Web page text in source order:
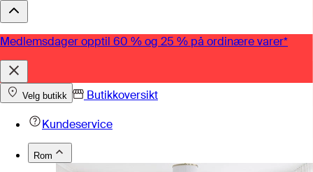
Medlemsdager opptil 60 % og 25 % på ordinære varer*
Velg butikk
Butikkoversikt
Kundeservice
Rom